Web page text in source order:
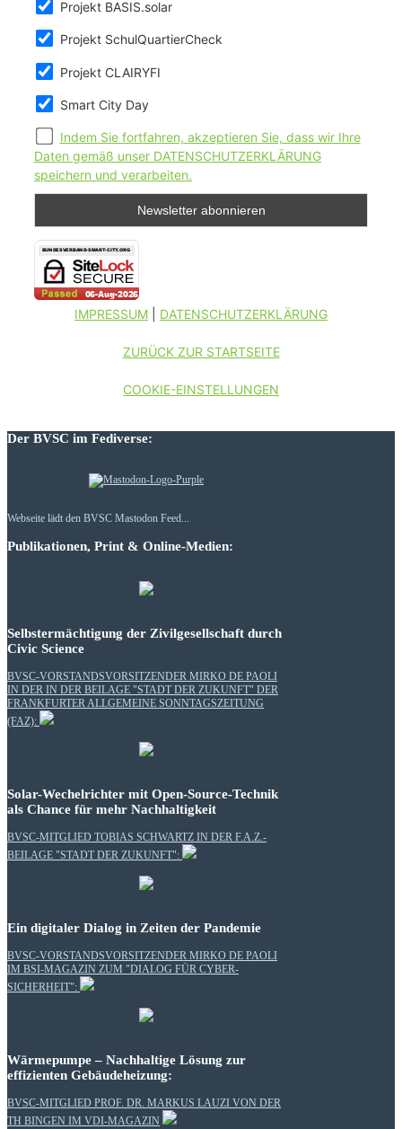
Projekt BASIS.solar
Projekt SchulQuartierCheck
Projekt CLAIRYFI
Smart City Day
Indem Sie fortfahren, akzeptieren Sie, dass wir Ihre
Daten gemäß unser DATENSCHUTZERKLÄRUNG
speichern und verarbeiten.
IMPRESSUM DATENSCHUTZERKLÄRUNG
ZURÜCK ZUR STARTSEITE
COOKIE-EINSTELLUNGEN
Der BVSC im Fediverse:
Webseite lädt den BVSC Mastodon Feed...
Publikationen, Print & Online-Medien:
Selbstermächtigung der Zivilgesellschaft durch
Civic Science
BVSC-VORSTANDSVORSITZENDER MIRKO DE PAOLI
IN DER IN DER BEILAGE "STADT DER ZUKUNFT" DER
FRANKFURTER ALLGEMEINE SONNTAGSZEITUNG
(FAZ):
Solar-Wechelrichter mit Open-Source-Technik
als Chance für mehr Nachhaltigkeit
BVSC-MITGLIED TOBIAS SCHWARTZ IN DER F.A.Z.-
BEILAGE "STADT DER ZUKUNFT":
Ein digitaler Dialog in Zeiten der Pandemie
BVSC-VORSTANDSVORSITZENDER MIRKO DE PAOLI
IM BSI-MAGAZIN ZUM "DIALOG FÜR CYBER-
SICHERHEIT":
Wärmepumpe – Nachhaltige Lösung zur
effizienten Gebäudeheizung:
BVSC-MITGLIED PROF. DR. MARKUS LAUZI VON DER
TH BINGEN IM VDI-MAGAZIN